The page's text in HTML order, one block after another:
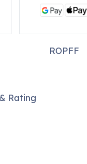
ROPFF
Rating